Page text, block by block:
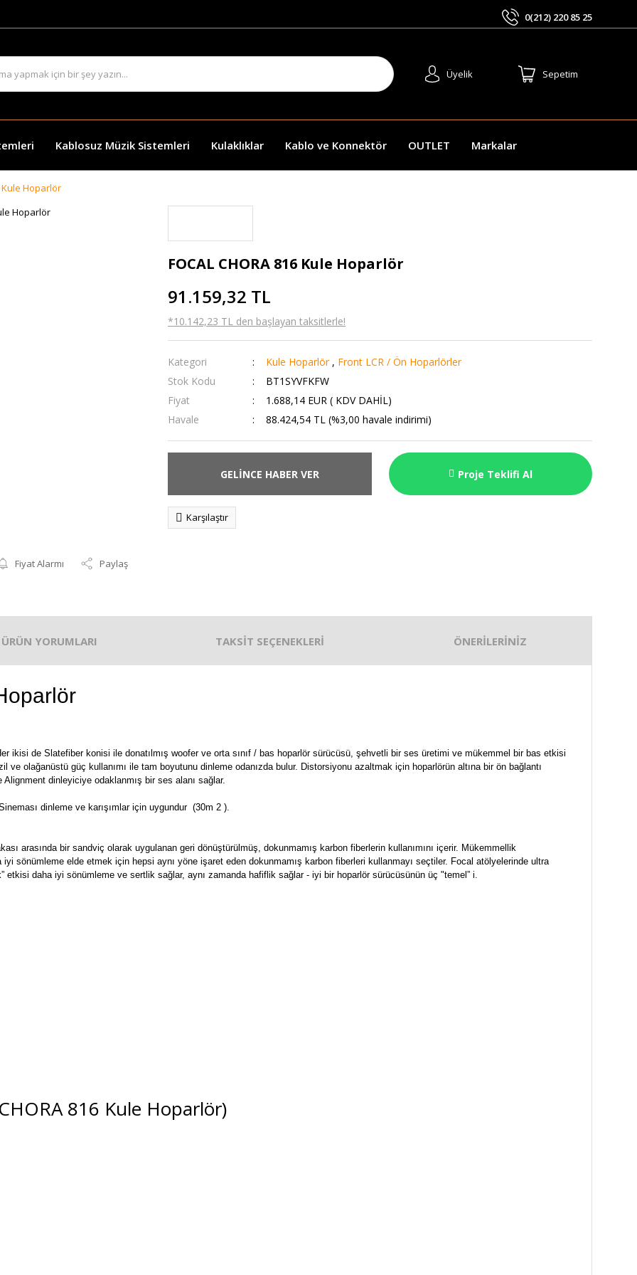
0(212) 220 85 25
Üyelik Sepetim
Kablosuz Müzik Sistemleri Kulaklıklar Kablo ve Konnektör OUTLET Markalar
Kule Hoparlör
Fiyat Alarmı Paylaş
FOCAL CHORA 816 Kule Hoparlör
91.159,32 TL
*10.142,23 TL den başlayan taksitlerle!
Kategori Kule Hoparlör , Front LCR / Ön Hoparlörler
Stok Kodu
BT1SYVFKFW
Fiyat
1.688,14 EUR ( KDV DAHİL)
Havale
88.424,54 TL (%3,00 havale indirimi)
GELİNCE HABER VER Proje Teklifi Al
Karşılaştır
ÜRÜN YORUMLARI TAKSİT SEÇENEKLERİ ÖNERİLERİNİZ
ikisi de Slatefiber konisi ile donatılmış woofer ve orta sınıf / bas hoparlör sürücüsü, şehvetli bir ses üretimi ve mükemmel bir bas etkisi
olağanüstü güç kullanımı ile tam boyutunu dinleme odanızda bulur. Distorsiyonu azaltmak için hoparlörün altına bir ön bağlantı
dinleyiciye odaklanmış bir ses alanı sağlar.
dinleme ve karışımlar için uygundur (30m 2 ).
arasında bir sandviç olarak uygulanan geri dönüştürülmüş, dokunmamış karbon fiberlerin kullanımını içerir. Mükemmellik
sönümleme elde etmek için hepsi aynı yöne işaret eden dokunmamış karbon fiberleri kullanmayı seçtiler. Focal atölyelerinde ultra
etkisi daha iyi sönümleme ve sertlik sağlar, aynı zamanda hafiflik sağlar - iyi bir hoparlör sürücüsünün üç "temel” i.
816 Kule Hoparlör)